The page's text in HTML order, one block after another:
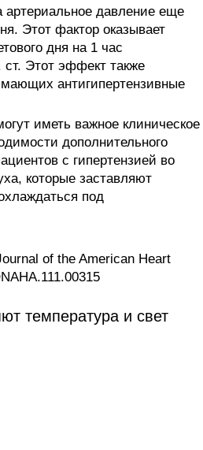
давление еще
Этот фактор оказывает
дня на 1 час
Этот эффект также
антигипертензивные
иметь важное клиническое
дополнительного
с гипертензией во
которые заставляют
под
of the American Heart
температура и свет